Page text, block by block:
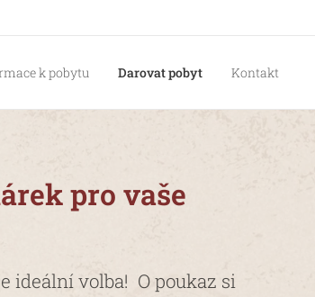
k pobytu Darovat pobyt Kontakt
pro vaše
ideální volba! O poukaz si